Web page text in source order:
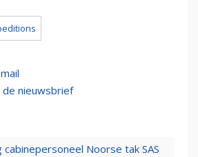
de nieuwsbrief
cabinepersoneel Noorse tak SAS